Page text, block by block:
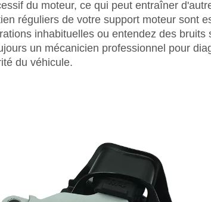
du moteur, ce qui peut entraîner
réguliers de votre support moteur sont
inhabituelles ou entendez des bruits
un mécanicien professionnel pour
du véhicule.